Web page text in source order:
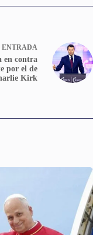
ENTRADA
en contra
por el de
Kirk